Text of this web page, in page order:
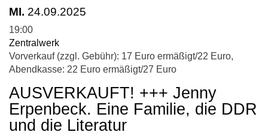
MI. 24.09.2025
19:00
Zentralwerk
Vorverkauf (zzgl. Gebühr): 17 Euro ermäßigt/22 Euro,
Abendkasse: 22 Euro ermäßigt/27 Euro
AUSVERKAUFT! +++ Jenny
Erpenbeck. Eine Familie, die DDR
und die Literatur